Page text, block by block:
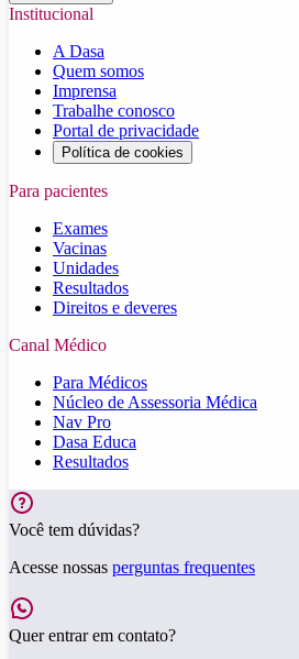
Institucional
A Dasa
Quem somos
Imprensa
Trabalhe conosco
Portal de privacidade
Política de cookies
Para pacientes
Exames
Vacinas
Unidades
Resultados
Direitos e deveres
Canal Médico
Para Médicos
Núcleo de Assessoria Médica
Nav Pro
Dasa Educa
Resultados
Você tem dúvidas?
Acesse nossas perguntas frequentes
Quer entrar em contato?